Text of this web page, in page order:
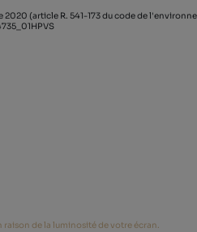
(article R. 541-173 du code de
raison de la luminosité de votre écran.